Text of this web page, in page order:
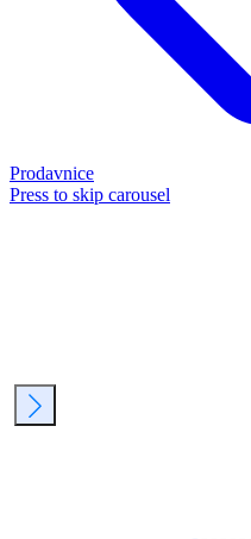
Prodavnice
Press to skip carousel